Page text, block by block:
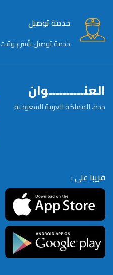
خدمة توصيل
خدمة توصيل بأسرع وقت
العنــــــــــوان
جدة، المملكة العربية السعودية
قريبا على :